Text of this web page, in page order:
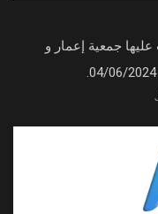
عليها جمعية إعمار و